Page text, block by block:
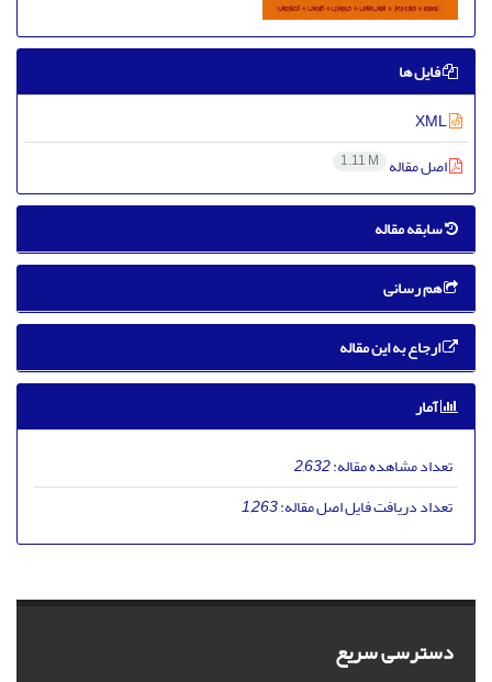
فایل ها
اصل مقاله 1.11 M
سابقه مقاله
هم رسانی
ارجاع به این مقاله
آمار
تعداد مشاهده مقاله:2,632
تعداد دریافت فایل اصل مقاله:1,263
دسترسی سریع